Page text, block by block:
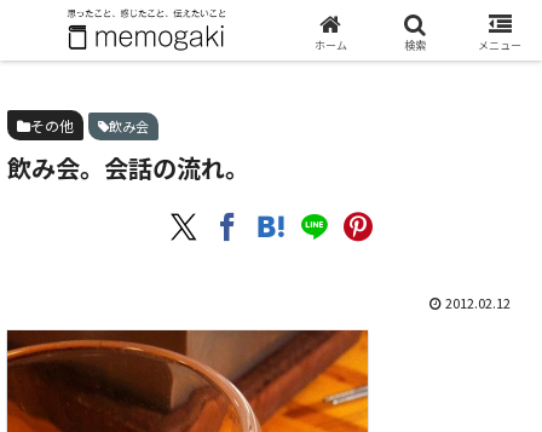
ホーム その他 飲み会。会話の流れ。
その他 飲み会
飲み会。会話の流れ。
2012.02.12
ホーム 検索 メニュー